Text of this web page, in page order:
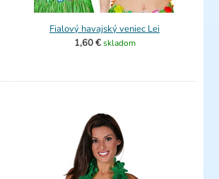
Fialový havajský veniec Lei
1,60 € skladom